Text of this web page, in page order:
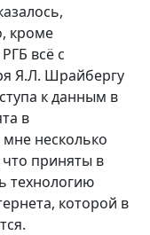
кроме
всё с
Я.Л. Шрайбергу
к данным в
в
несколько
приняты в
технологию
которой в